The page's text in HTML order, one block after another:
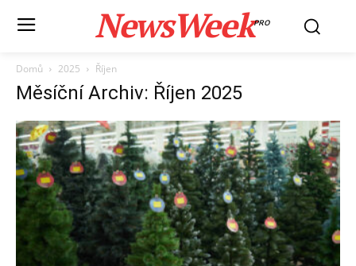
NewsWeekPRO
Domů 2025 Říjen
Měsíční Archiv: Říjen 2025